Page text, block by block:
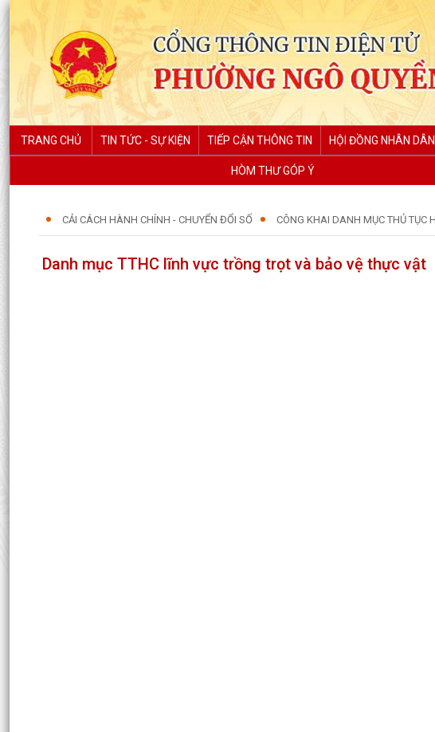
TRANG CHỦ TIN TỨC - SỰ KIỆN TIẾP CẬN THÔNG TIN HỘI ĐỒNG NHÂN DÂN
HÒM THƯ GÓP Ý
CẢI CÁCH HÀNH CHÍNH - CHUYỂN ĐỔI SỐ CÔNG KHAI DANH MỤC THỦ TỤC
Danh mục TTHC lĩnh vực trồng trọt và bảo vệ thực vật